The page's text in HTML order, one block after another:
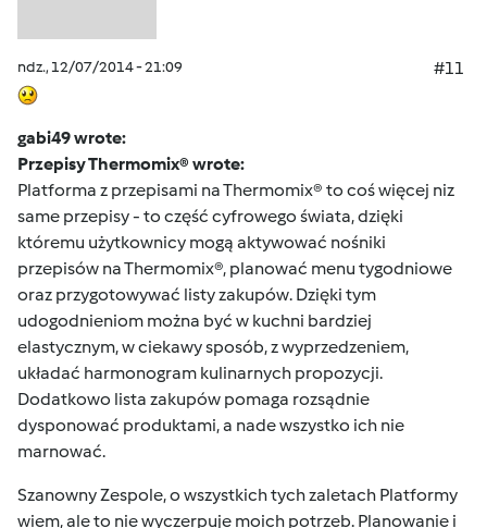
ndz., 12/07/2014 - 21:09 #11
gabi49 wrote:
Przepisy Thermomix® wrote:
Platforma z przepisami na Thermomix® to coś więcej niz
same przepisy - to część cyfrowego świata, dzięki
któremu użytkownicy mogą aktywować nośniki
przepisów na Thermomix®, planować menu tygodniowe
oraz przygotowywać listy zakupów. Dzięki tym
udogodnieniom można być w kuchni bardziej
elastycznym, w ciekawy sposób, z wyprzedzeniem,
układać harmonogram kulinarnych propozycji.
Dodatkowo lista zakupów pomaga rozsądnie
dysponować produktami, a nade wszystko ich nie
marnować.
Szanowny Zespole, o wszystkich tych zaletach Platformy
wiem, ale to nie wyczerpuje moich potrzeb. Planowanie i